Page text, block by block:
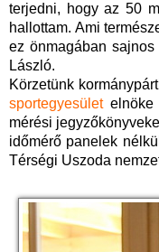
terjedni, hogy az 50
hallottam. Ami
ez önmagában
László.
Körzetünk
sportegyesületelnöke
mérési
időmérő panelek
Térségi Uszoda